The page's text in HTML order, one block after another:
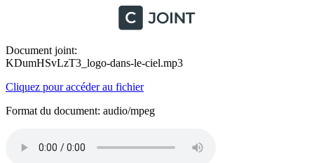
Document joint:
KDumHSvLzT3_logo-dans-le-ciel.mp3
Cliquez pour accéder au fichier
Format du document: audio/mpeg